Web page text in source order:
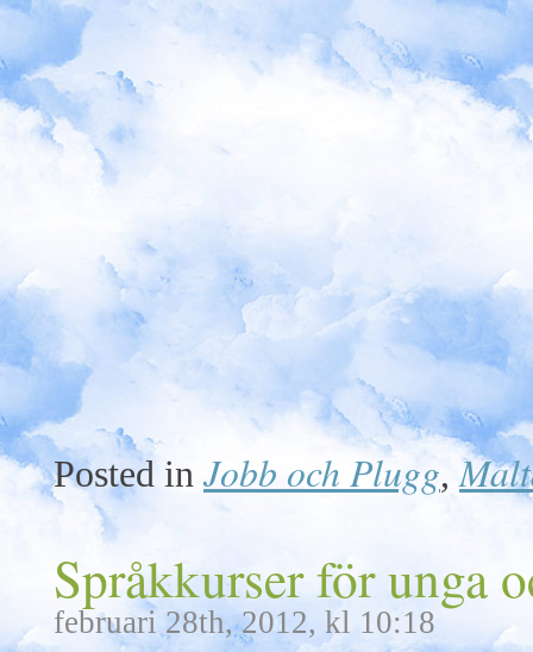
Posted in Jobb och Plugg,
Språkkurser för unga
februari 28th, 2012, kl 10:18